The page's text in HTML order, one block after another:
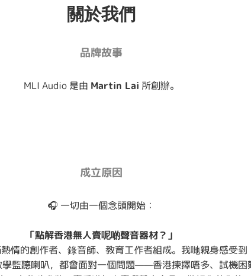
關於我們
品牌故事
MLI Audio 是由 Martin Lai 所創辦。
成立原因
🎧 一切由一個念頭開始：
「點解香港無人賣呢啲聲音器材？」
情的創作者、錄音師、教育工作者組成。我哋親身感受到
監聽喇叭，都會面對一個問題——香港揀擇唔多、試機困